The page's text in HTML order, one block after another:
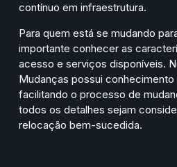
contínuo em infraestrutura.
Para quem está se mudando
importante conhecer as
acesso e serviços disponíveis.
Mudanças possui conhecimento
facilitando o processo de
todos os detalhes sejam
relocação bem-sucedida.